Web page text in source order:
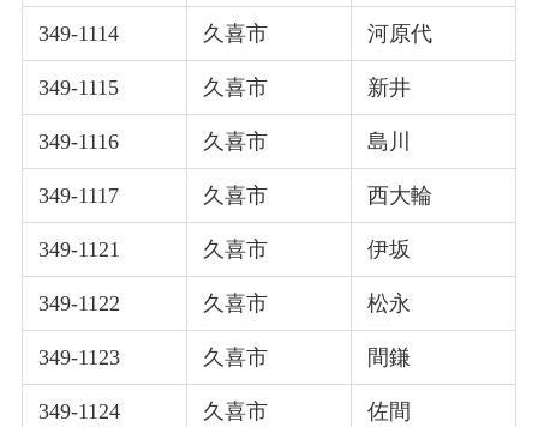
349-1114 久喜市 河原代
349-1115 久喜市 新井
349-1116 久喜市 島川
349-1117 久喜市 西大輪
349-1121 久喜市 伊坂
349-1122 久喜市 松永
349-1123 久喜市 間鎌
349-1124 久喜市 佐間